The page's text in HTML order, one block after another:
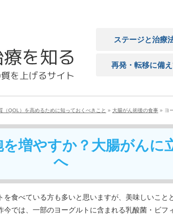
ステージと治療
再発・転移に備
（QOL）を高めるために知っておくべきこと » 大腸がん術後の食事 » ヨ
増やすか？大腸がんに
へ
食べている方も多いと思いますが、美味しいこと
では、一部のヨーグルトに含まれる乳酸菌・ビフ